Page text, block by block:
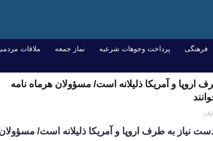
فرهنگی پرداخت وجوهات شرعیه نماز جمعه ملاقات
و آمریکا ذلیلانه است/ مسؤولان هرماه نامه
نیاز به طرف اروپا و آمریکا ذلیلانه است/